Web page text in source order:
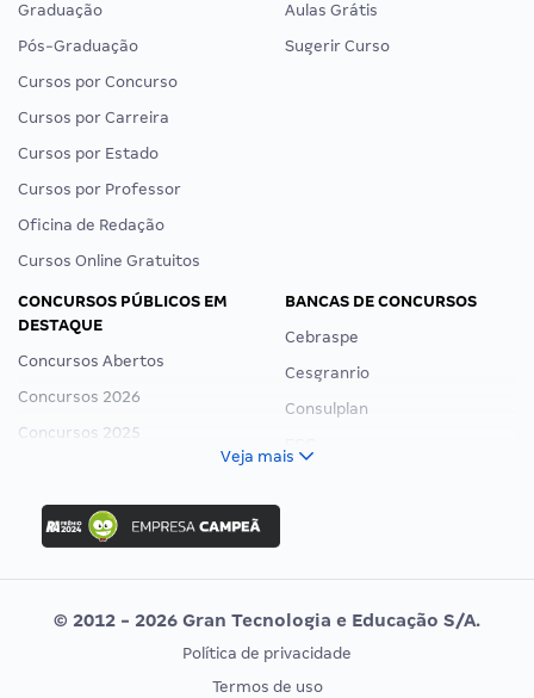
Graduação
Pós-Graduação
Cursos por Concurso
Cursos por Carreira
Cursos por Estado
Cursos por Professor
Oficina de Redação
Cursos Online Gratuitos
Aulas Grátis
Sugerir Curso
CONCURSOS PÚBLICOS EM
DESTAQUE
Concursos Abertos
Concursos 2026
Concursos 2025
Concurso Ibama
Concurso MPU
Editais publicados
BANCAS DE CONCURSOS
Cebraspe
Cesgranrio
Consulplan
Vunesp
CONCURSOS POR PROFISSÃO
EXAME DE ORDEM
Veja mais
© 2012 - 2026 Gran Tecnologia e Educação S/A.
Política de privacidade
Termos de uso